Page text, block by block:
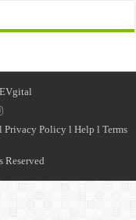
l Privacy Policy l Help l Terms